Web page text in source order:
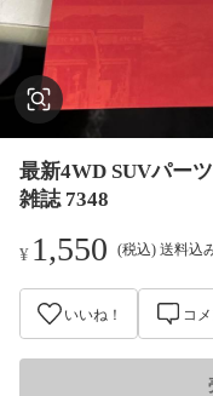
最新4WD SUVパー
雑誌 7348
¥ 1,550 (税込) 送料込
いいね！ コ